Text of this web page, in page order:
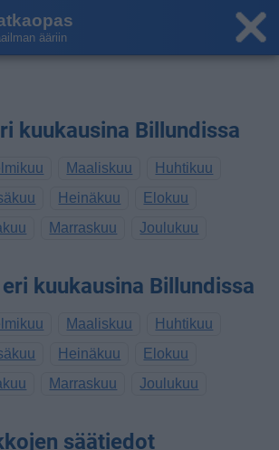
ääriin
kuukausina Billundissa
Maaliskuu
Huhtikuu
Heinäkuu
Elokuu
Marraskuu Joulukuu
kuukausina Billundissa
Maaliskuu
Huhtikuu
Heinäkuu
Elokuu
Marraskuu Joulukuu
säätiedot